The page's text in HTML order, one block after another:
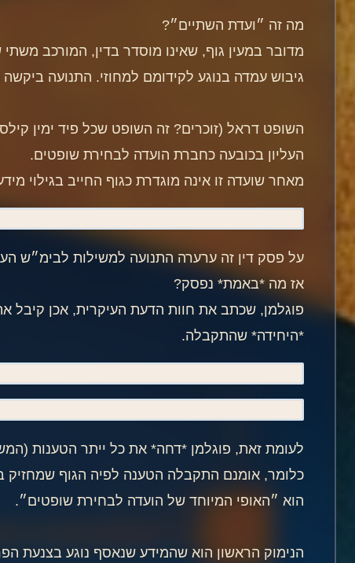
מה זה ״ועדת השתיים״?
מדובר במעין גוף, שאינו מוסדר בדין, המורכב
גיבוש עמדה בנוגע לקידומם למחוזי. התנועה
השופט דראל (זוכרים? זה השופט שכל פיד ימין
העליון בכובעה כחברת הועדה לבחירת שופטים.
מאחר שועדה זו אינה מוגדרת כגוף החייב בגילוי
על פסק דין זה ערערה התנועה למשילות לבימ״ש
אז מה *באמת* נפסק?
פוגלמן, שכתב את חוות הדעת העיקרית, אכן קיבל
*היחידה* שהתקבלה.
לעומת זאת, פוגלמן *דחה* את כל ייתר הטענות
כלומר, אומנם התקבלה הטענה לפיה הגוף
הוא ״האופי המיוחד של הועדה לבחירת שופטים״.
הנימוק הראשון הוא שהמידע שנאסף נוגע בצנעת